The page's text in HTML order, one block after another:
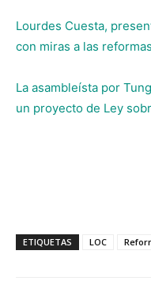
Lourdes Cuesta,
con miras a las
La asambleísta por
un proyecto de Ley
ETIQUETAS LOC